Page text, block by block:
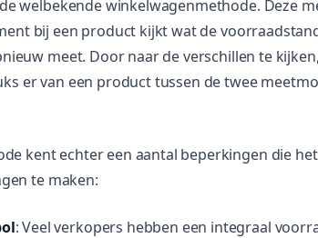
welbekende winkelwagenmethode. Deze
bij een product kijkt wat de
meet. Door naar de verschillen te
er van een product tussen de twee
kent echter een aantal beperkingen die
te maken:
: Veel verkopers hebben een integraal